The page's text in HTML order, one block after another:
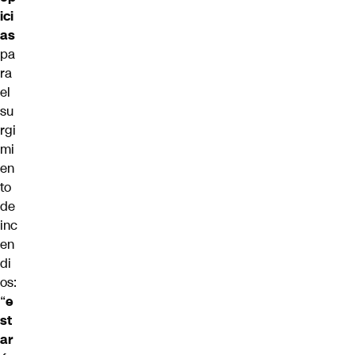
ici
as
pa
ra
el
su
rgi
mi
en
to
de
inc
en
di
os:
“e
st
ar